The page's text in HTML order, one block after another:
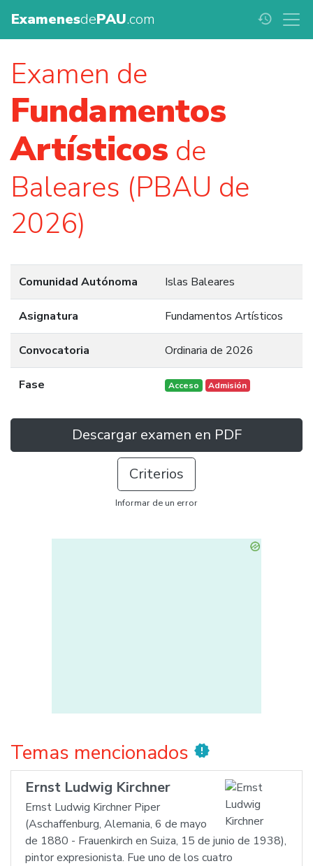
ExamenesdePAU.com history
Examen de
Fundamentos
Artísticos de
Baleares (PBAU de
2026)
Comunidad Autónoma Islas Baleares
Asignatura Fundamentos Artísticos
Convocatoria Ordinaria de 2026
Fase Acceso Admisión
Descargar examen en PDF
Criterios
Informar de un error
Temas mencionados new_releases
Ernst Ludwig Kirchner
Ernst Ludwig Kirchner Piper
(Aschaffenburg, Alemania, 6 de mayo
de 1880 - Frauenkirch en Suiza, 15 de junio de 1938),
pintor expresionista. Fue uno de los cuatro